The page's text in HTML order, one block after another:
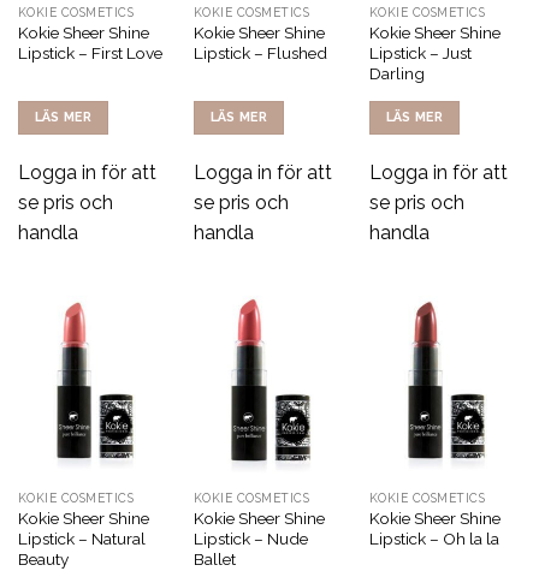
KOKIE COSMETICS
Kokie Sheer Shine
Lipstick – First Love
LÄS MER
Logga in för att
se pris och
handla
KOKIE COSMETICS
Kokie Sheer Shine
Lipstick – Flushed
LÄS MER
Logga in för att
se pris och
handla
KOKIE COSMETICS
Kokie Sheer Shine
Lipstick – Just
Darling
LÄS MER
Logga in för att
se pris och
handla
KOKIE COSMETICS
Kokie Sheer Shine
Lipstick – Natural
Beauty
KOKIE COSMETICS
Kokie Sheer Shine
Lipstick – Nude
Ballet
KOKIE COSMETICS
Kokie Sheer Shine
Lipstick – Oh la la